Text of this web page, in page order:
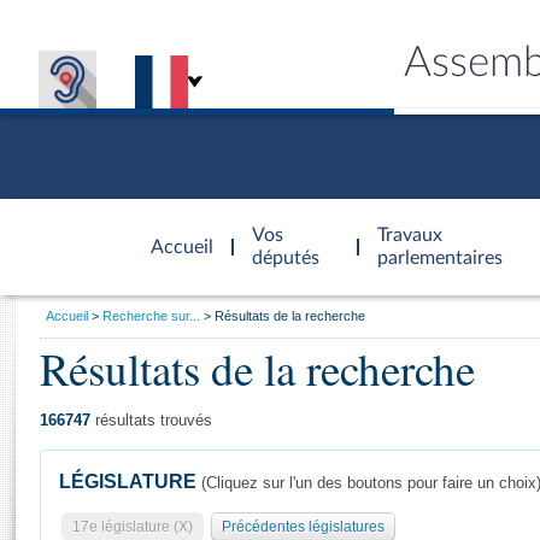
Accueil
d'accueil
Vos
députés
Travaux
parlementaires
Général
Vous
Accueil Recherche sur... Résultats de la recherche
Résultats de la recherche
166747 résultats trouvés
LÉGISLATURE (Cliquez sur l'un des boutons pour faire un choix)
17e législature (X) Précédentes législatures